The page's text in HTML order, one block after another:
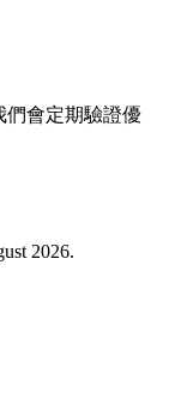
們會定期驗證優
2026.